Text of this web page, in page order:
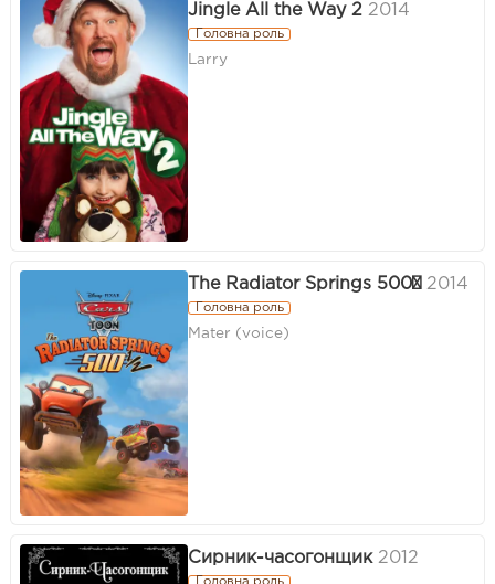
Jingle All the Way 2 2014
Головна роль
Larry
The Radiator Springs 500½ 2014
Головна роль
Mater (voice)
Сирник-часогонщик 2012
Головна роль